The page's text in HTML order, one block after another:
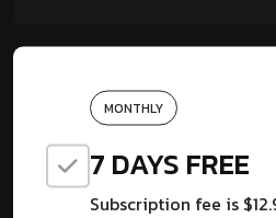
MONTHLY
7 DAYS FREE
Subscription fee is